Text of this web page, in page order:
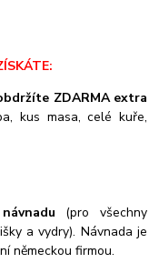
ZDARMA extra
kus masa, celé kuře,
(pro všechny
a vydry). Návnada je
německou firmou.